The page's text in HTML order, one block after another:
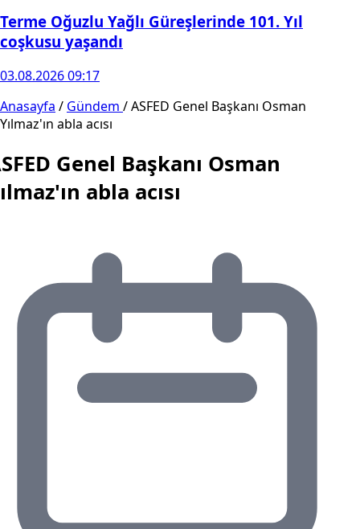
Terme Oğuzlu Yağlı Güreşlerinde 101. Yıl
coşkusu yaşandı
03.08.2026 09:17
Anasayfa / Gündem /ASFED Genel Başkanı Osman
Yılmaz'ın abla acısı
Genel Başkanı Osman
abla acısı